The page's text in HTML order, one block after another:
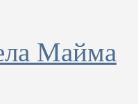
Майма